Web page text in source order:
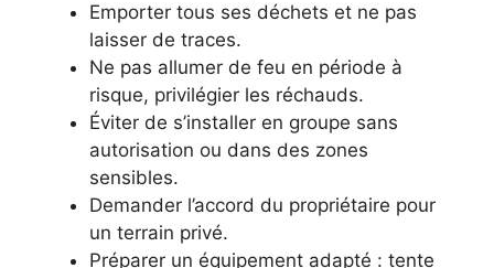
Emporter tous ses déchets et ne pas
laisser de traces.
Ne pas allumer de feu en période à
risque, privilégier les réchauds.
Éviter de s’installer en groupe sans
autorisation ou dans des zones
sensibles.
Demander l’accord du propriétaire pour
un terrain privé.
Préparer un équipement adapté : tente